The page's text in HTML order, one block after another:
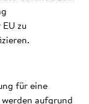
zu
für eine
aufgrund